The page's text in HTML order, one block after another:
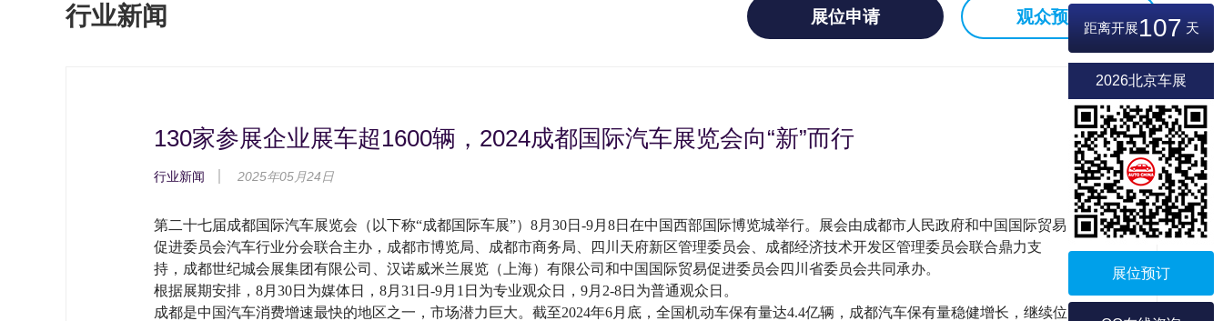
距离开展107 天
2026北京车展
展位预订
行业新闻 展位申请 观众预登记
130家参展企业展车超1600辆，2024成都国际汽车展览会向“新”而行
行业新闻 2025年05月24日
第二十七届成都国际汽车展览会（以下称“成都国际车展”）8月30日-9月8日在中国西部国际博览城举行。展会由成都市人民政府和中国国际贸易
促进委员会汽车行业分会联合主办，成都市博览局、成都市商务局、四川天府新区管理委员会、成都经济技术开发区管理委员会联合鼎力支
持，成都世纪城会展集团有限公司、汉诺威米兰展览（上海）有限公司和中国国际贸易促进委员会四川省委员会共同承办。
根据展期安排，8月30日为媒体日，8月31日-9月1日为专业观众日，9月2-8日为普通观众日。
成都是中国汽车消费增速最快的地区之一，市场潜力巨大。截至2024年6月底，全国机动车保有量达4.4亿辆，成都汽车保有量稳健增长，继续位